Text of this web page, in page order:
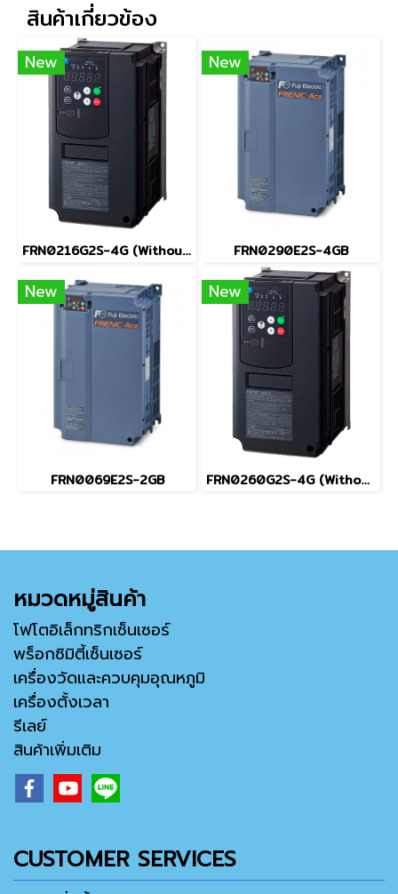
สินค้าเกี่ยวข้อง
New
FRN0216G2S-4G (Without Keypad)
New
FRN0290E2S-4GB
New
FRN0069E2S-2GB
New
FRN0260G2S-4G (Without Keypad)
หมวดหมู่สินค้า
โฟโตอิเล็กทริกเซ็นเซอร์
พร็อกซิมิตี้เซ็นเซอร์
เครื่องวัดและควบคุมอุณหภูมิ
เครื่องตั้งเวลา
รีเลย์
สินค้าเพิ่มเติม
CUSTOMER SERVICES